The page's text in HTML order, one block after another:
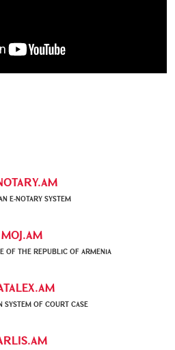
Е-NOTARY SYSTEM
MOJ.AM
OF THE REPUBLIC OF ARMENIA
SYSTEM OF COURT CASE